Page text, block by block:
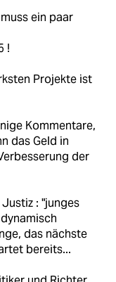
ein paar
!
Projekte ist
Kommentare,
das Geld in
der
: "junges
das nächste
bereits...